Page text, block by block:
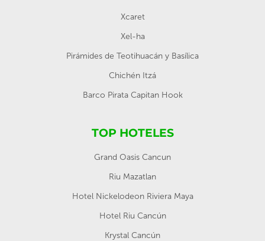
Xcaret
Xel-ha
Pirámides de Teotihuacán y Basílica
Chichén Itzá
Barco Pirata Capitan Hook
TOP HOTELES
Grand Oasis Cancun
Riu Mazatlan
Hotel Nickelodeon Riviera Maya
Hotel Riu Cancún
Krystal Cancún